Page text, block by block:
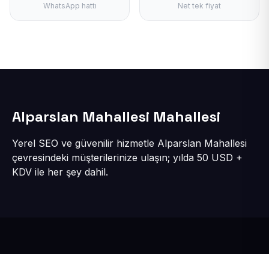
WhatsApp hattı
Net tek fiyat
Alparslan Mahallesi Mahallesi
Yerel SEO ve güvenilir hizmetle Alparslan Mahallesi
çevresindeki müşterilerinize ulaşın; yılda 50 USD +
KDV ile her şey dahil.